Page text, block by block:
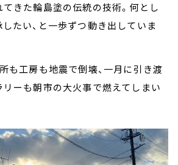
きた輪島塗の伝統の技術。何とし
たい、と一歩ずつ動き出していま
も工房も地震で倒壊、一月に引き渡
ーも朝市の大火事で燃えてしまい